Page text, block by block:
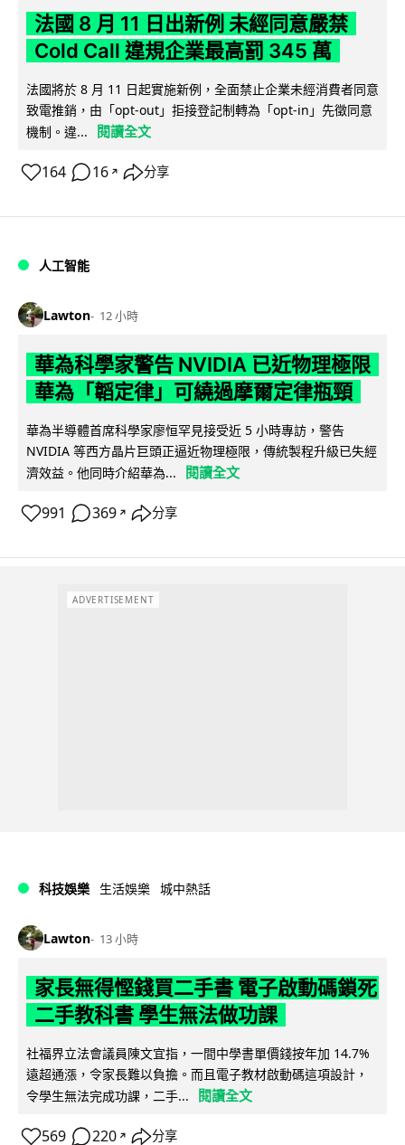
法國 8 月 11 日出新例 未經同意嚴禁
Cold Call 違規企業最高罰 345 萬
法國將於 8 月 11 日起實施新例，全面禁止企業未經消費者同意
致電推銷，由「opt-out」拒接登記制轉為「opt-in」先徵同意
機制。違...
閱讀全文
164 16 ↗ 分享
人工智能
Lawton 12 小時
華為科學家警告 NVIDIA 已近物理極限
華為「韜定律」可繞過摩爾定律瓶頸
華為半導體首席科學家廖恒罕見接受近 5 小時專訪，警告
NVIDIA 等西方晶片巨頭正逼近物理極限，傳統製程升級已失經
濟效益。他同時介紹華為...
閱讀全文
991 369 ↗ 分享
ADVERTISEMENT
科技娛樂 生活娛樂 城中熱話
Lawton 13 小時
家長無得慳錢買二手書 電子啟動碼鎖死
二手教科書 學生無法做功課
社福界立法會議員陳文宜指，一間中學書單價錢按年加 14.7%
遠超通漲，令家長難以負擔。而且電子教材啟動碼這項設計，
令學生無法完成功課，二手...
閱讀全文
569 220 ↗ 分享